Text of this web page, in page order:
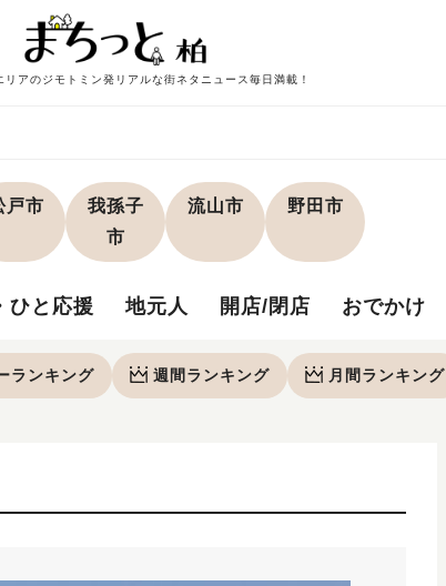
リアのジモトミン発リアルな街ネタニュース毎日満載！
戸市
我孫子
市
流山市 野田市
ひと応援 地元人 開店/閉店 おでかけ
ランキング 週間 ランキング 月間 ランキング